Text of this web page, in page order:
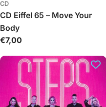
CD
CD Eiffel 65 – Move Your
Body
Įprasta
€7,00